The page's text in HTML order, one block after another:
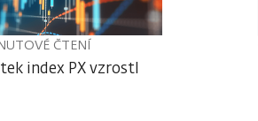
ČTENÍ
index PX vzrostl